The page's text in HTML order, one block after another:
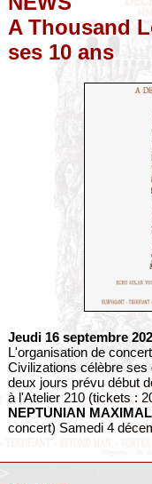
A Thousand
ses 10 ans
Jeudi 16 septembre
L'organisation de
Civilizations célèbre
deux jours prévu début
à l'Atelier 210 (tickets :
NEPTUNIAN
concert) Samedi 4